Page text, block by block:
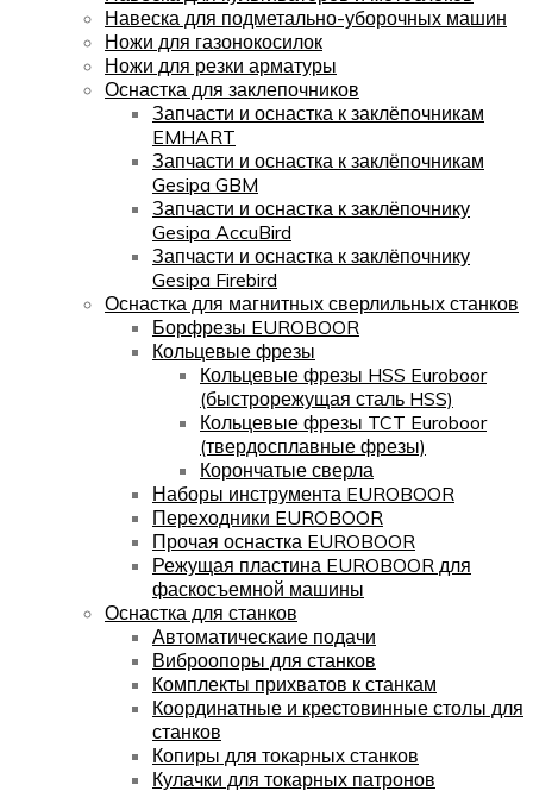
Навеска для подметально-уборочных машин
Ножи для газонокосилок
Ножи для резки арматуры
Оснастка для заклепочников
Запчасти и оснастка к заклёпочникам
EMHART
Запчасти и оснастка к заклёпочникам
Gesipa GBM
Запчасти и оснастка к заклёпочнику
Gesipa AccuBird
Запчасти и оснастка к заклёпочнику
Gesipa Firebird
Оснастка для магнитных сверлильных станков
Борфрезы EUROBOOR
Кольцевые фрезы
Кольцевые фрезы HSS Euroboor
(быстрорежущая сталь HSS)
Кольцевые фрезы TCT Euroboor
(твердосплавные фрезы)
Корончатые сверла
Наборы инструмента EUROBOOR
Переходники EUROBOOR
Прочая оснастка EUROBOOR
Режущая пластина EUROBOOR для
фаскосъемной машины
Оснастка для станков
Автоматическаие подачи
Виброопоры для станков
Комплекты прихватов к станкам
Координатные и крестовинные столы для
станков
Копиры для токарных станков
Кулачки для токарных патронов